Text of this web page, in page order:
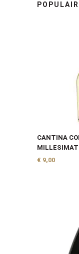
POPULAIR
CANTINA
€ 9,00